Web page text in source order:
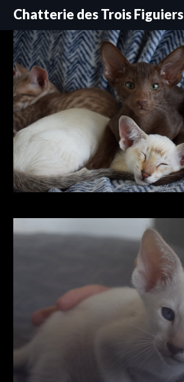
Skip
content
Chatterie des Trois Figuiers